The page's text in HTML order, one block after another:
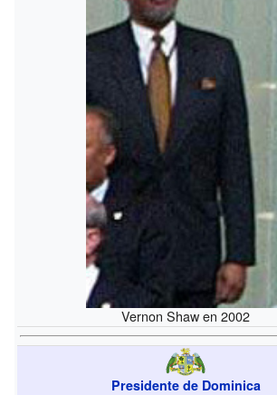
Vernon Shaw en 2002
Presidente de Dominica